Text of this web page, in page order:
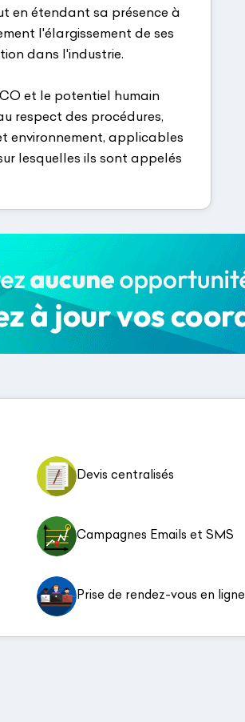
en étendant sa présence à
l'élargissement de ses
dans l'industrie.
et le potentiel humain
respect des procédures,
environnement, applicables
lesquelles ils sont appelés
Devis centralisés
Campagnes Emails et SMS
Prise de rendez-vous en ligne